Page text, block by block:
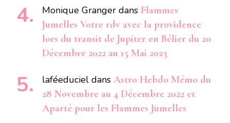
Monique Granger dans Flammes
Jumelles Votre rdv avec la providence
lors du transit de Jupiter en Bélier du 20
Décembre 2022 au 15 Mai 2023
laféeduciel dans Astro Hebdo Mémo du
28 Novembre au 4 Décembre 2022 et
Aparté pour les Flammes Jumelles